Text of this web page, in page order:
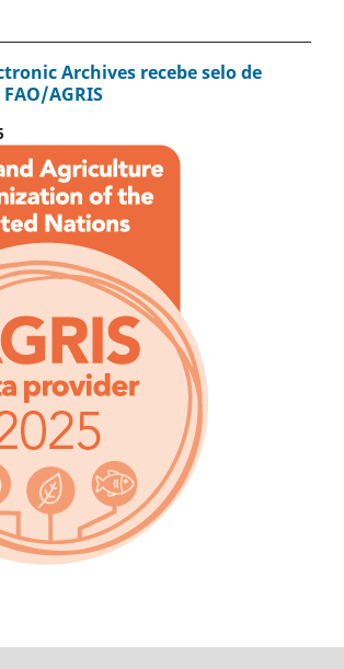
Archives recebe selo de
AGRIS